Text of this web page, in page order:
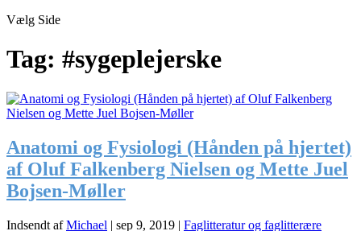
Vælg Side
Tag: #sygeplejerske
Anatomi og Fysiologi (Hånden på hjertet)
af Oluf Falkenberg Nielsen og Mette Juel
Bojsen-Møller
Indsendt afMichael | sep 9, 2019 | Faglitteratur og faglitterære